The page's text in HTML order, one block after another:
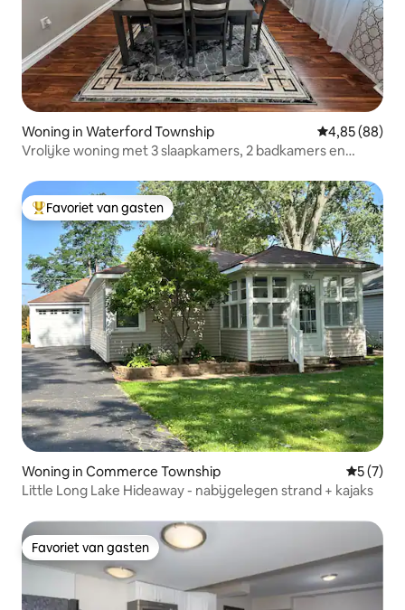
Woning in Waterford Township Gemiddelde
4,85 (88)
Vrolijke woning met 3 slaapkamers, 2 badkamers en
Topfavoriet van gasten
Favoriet van gasten
Woning in Commerce Township
5 (7)
Little Long Lake Hideaway - nabijgelegen strand + kajaks
Favoriet van gasten
Favoriet van gasten